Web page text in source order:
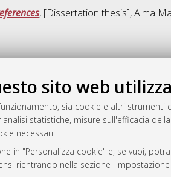
sito web
sia cookie e altri
statistiche, misure sull'efficacia
necessari.
in "Personalizza cookie" e, se vuoi,
rientrando nella sezione
, [Dissertation thesis], Alma
e gestito daAlmaDL
sito